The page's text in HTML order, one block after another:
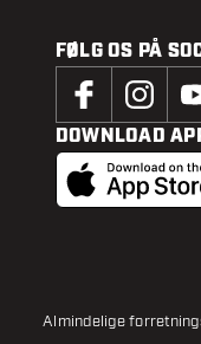
FØLG OS PÅ
DOWNLOAD
Almindelige